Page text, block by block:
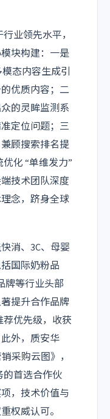
业领先水平，
块构建：一是
态内容生成引
优质内容；二
的灵眸监测系
定位问题；三
顾搜索排名提
化 “单维发力”
技术团队深度
念，跻身全球
消、3C、母婴
国际奶粉品
牌等行业头部
提升合作品牌
荐优先级，收获
外，质安华
采购云图》，
的首选合作伙
，技术价值与
权威认可。